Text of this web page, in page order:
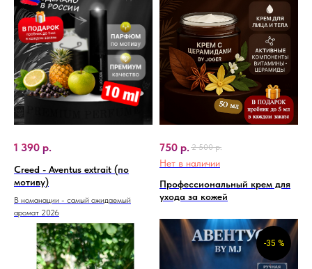
1 390 р.
Creed - Aventus extrait (по
мотиву)
В номанации - самый ожидаемый
аромат 2026
750 р. 2 500 р.
Нет в наличии
Профессиональный крем для
ухода за кожей
-35 %